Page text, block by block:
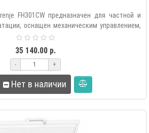
FH301CW предназначен для частной и
оснащен механическим управлением,
35 140.00 р.
- +
Нет в наличии